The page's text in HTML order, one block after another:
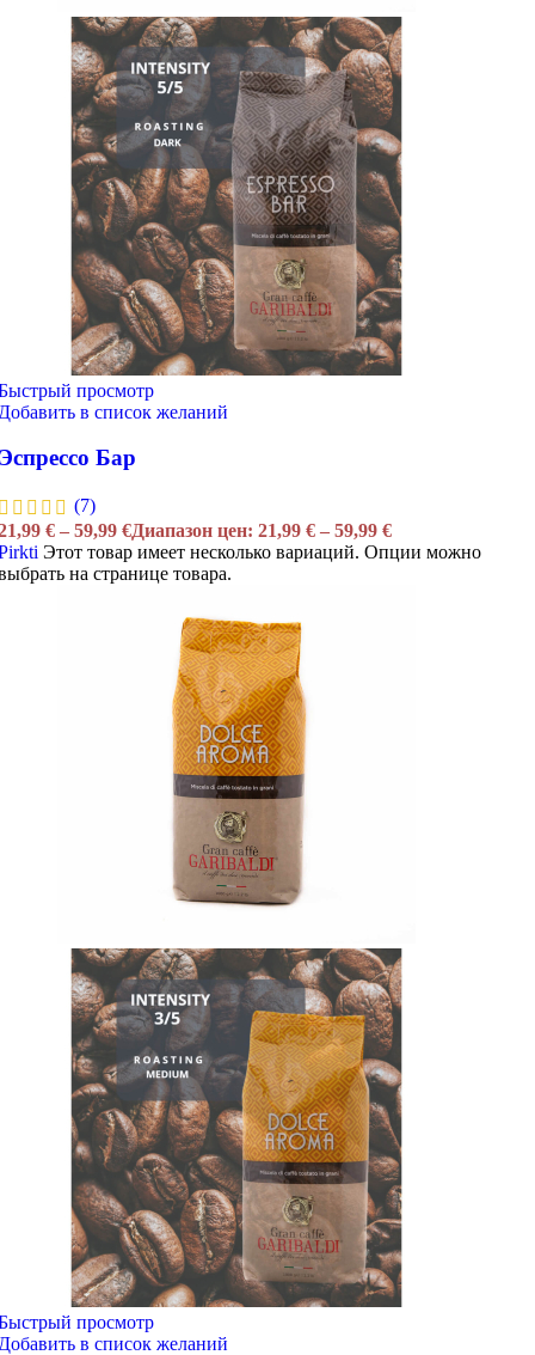
просмотр
в список желаний
Бар
(7)
€ – 59,99 €Диапазон цен: 21,99 € – 59,99 €
Этот товар имеет несколько вариаций. Опции можно
на странице товара.
просмотр
в список желаний